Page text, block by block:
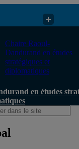
en études
Chaire Raoul-
Dandurand en études
stratégiques et
diplomatiques
en études